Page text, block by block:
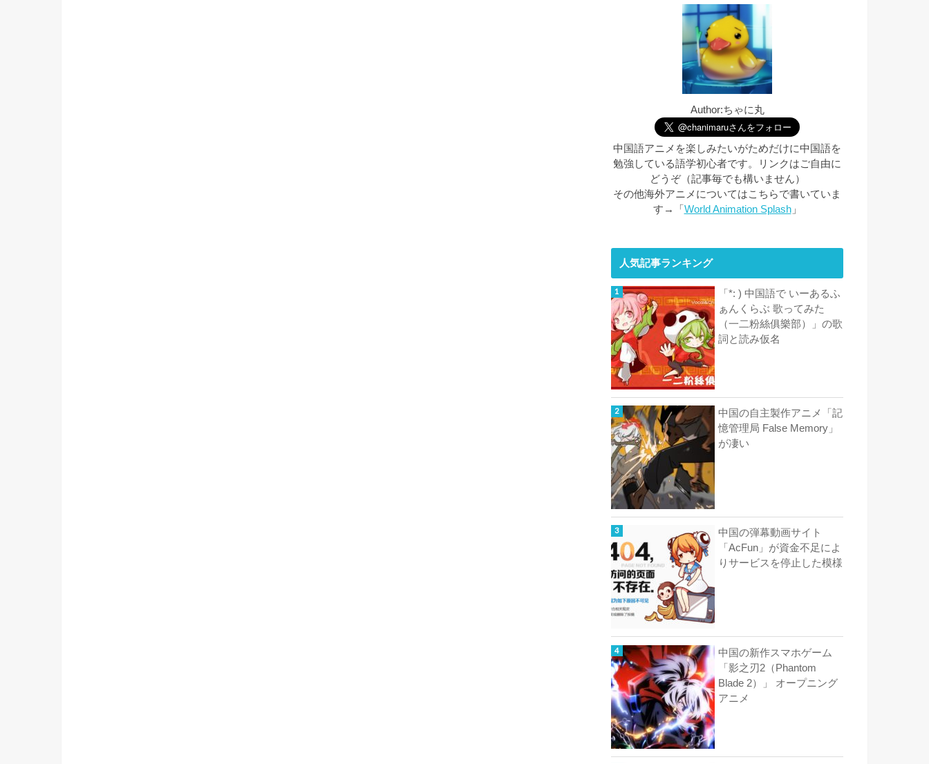
Author:ちゃに丸
中国語アニメを楽しみたいがためだけに中国語を
勉強している語学初心者です。リンクはご自由に
どうぞ（記事毎でも構いません）
その他海外アニメについてはこちらで書いていま
す→「World Animation Splash」
人気記事ランキング
「*: ) 中国語で いーあるふ
ぁんくらぶ 歌ってみた
（一二粉絲俱樂部）」の歌
詞と読み仮名
中国の自主製作アニメ「記
憶管理局 False Memory」
が凄い
中国の弾幕動画サイト
「AcFun」が資金不足によ
りサービスを停止した模様
中国の新作スマホゲーム
「影之刃2（Phantom
Blade 2）」 オープニング
アニメ